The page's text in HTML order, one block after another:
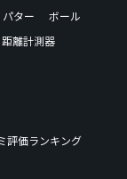
パター
ボール
距離計測器
評価ランキング